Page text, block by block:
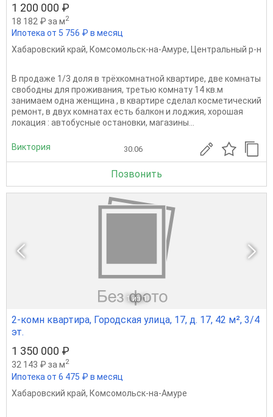
1 200 000 ₽
18 182 ₽ за м2
Ипотека от 5 756 ₽ в месяц
Хабаровский край, Комсомольск-на-Амуре, Центральный р-н
В продаже 1/3 доля в трёхкомнатной квартире, две комнаты
свободны для проживания, третью комнату 14 кв.м
занимаем одна женщина , в квартире сделал косметический
ремонт, в двух комнатах есть балкон и лоджия, хорошая
локация : автобусные остановки, магазины...
Виктория 30.06
Позвонить
1 из 1
2-комн квартира, Городская улица, 17, д. 17, 42 м², 3/4
эт.
1 350 000 ₽
32 143 ₽ за м2
Ипотека от 6 475 ₽ в месяц
Хабаровский край, Комсомольск-на-Амуре